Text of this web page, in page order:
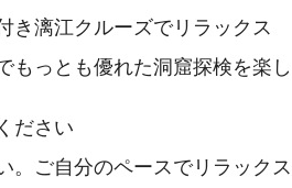
き漓江クルーズでリラックス
もっとも優れた洞窟探検を楽し
ださい
。ご自分のペースでリラックス